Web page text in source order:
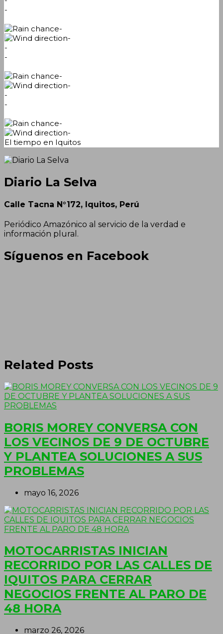
-
-
-
-
-
-
-
-
-
-
-
El tiempo en Iquitos
Diario La Selva
Calle Tacna N°172, Iquitos, Perú
Periódico Amazónico al servicio de la verdad e
información plural.
Síguenos en Facebook
Related Posts
BORIS MOREY CONVERSA CON
LOS VECINOS DE 9 DE OCTUBRE
Y PLANTEA SOLUCIONES A SUS
PROBLEMAS
mayo 16, 2026
MOTOCARRISTAS INICIAN
RECORRIDO POR LAS CALLES DE
IQUITOS PARA CERRAR
NEGOCIOS FRENTE AL PARO DE
48 HORA
marzo 26, 2026